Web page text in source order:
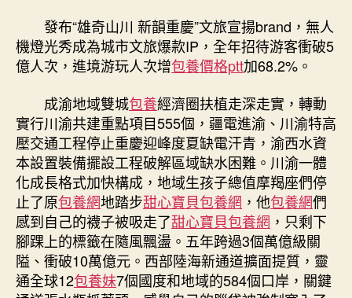
發布“雄奇山川 新韻重慶”文旅宣揚brand，無人
機燈光秀成為城市文旅爆款IP，全年招待游客衝破5
億人次，進境游玩人次增包養價格ptt加68.2%。
成渝地域雙城包養經濟圈扶植走深走實，轉動
實行川渝共建重點項目555個，疆電進渝、川渝特高
壓交通工程停止重慶迎峰度夏缺電汗青，渝西水資
本設置裝備擺設工程破解區域缺水困難。川渝一體
化成長格式加快構成，地域生孩子總值摩羯座們停
止了原包養網地踏步甜心寶貝包養網 ，他包養網們
感到自己的襪子被吸走了甜心寶貝包養網 ，只剩下
腳踝上的標籤在隨風飄盪。五年跨過3個萬億級關
隘、衝破10萬億元。西部陸海新通道擴面提質，靈
通全球12包養妹7個國度和地域的584個口岸，關鍵